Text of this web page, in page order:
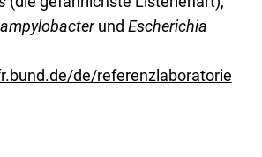
und Escherichia
de/referenzlaboratorie